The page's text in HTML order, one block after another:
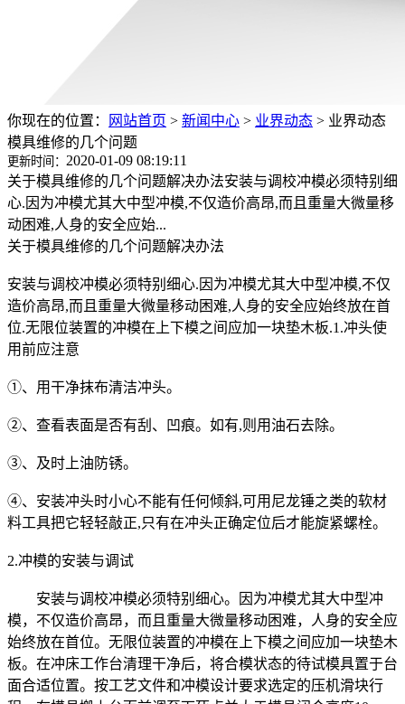
你现在的位置： 网站首页 > 新闻中心 > 业界动态 > 业界动态
模具维修的几个问题
更新时间： 2020-01-09 08:19:11
关于模具维修的几个问题解决办法安装与调校冲模必须特别细
心.因为冲模尤其大中型冲模,不仅造价高昂,而且重量大微量移
动困难,人身的安全应始...
关于模具维修的几个问题解决办法
安装与调校冲模必须特别细心.因为冲模尤其大中型冲模,不仅
造价高昂,而且重量大微量移动困难,人身的安全应始终放在首
位.无限位装置的冲模在上下模之间应加一块垫木板.1.冲头使
用前应注意
①、用干净抹布清洁冲头。
②、查看表面是否有刮、凹痕。如有,则用油石去除。
③、及时上油防锈。
④、安装冲头时小心不能有任何倾斜,可用尼龙锤之类的软材
料工具把它轻轻敲正,只有在冲头正确定位后才能旋紧螺栓。
2.冲模的安装与调试
安装与调校冲模必须特别细心。因为冲模尤其大中型冲
模，不仅造价高昂，而且重量大微量移动困难，人身的安全应
始终放在首位。无限位装置的冲模在上下模之间应加一块垫木
板。在冲床工作台清理干净后，将合模状态的待试模具置于台
面合适位置。按工艺文件和冲模设计要求选定的压机滑块行